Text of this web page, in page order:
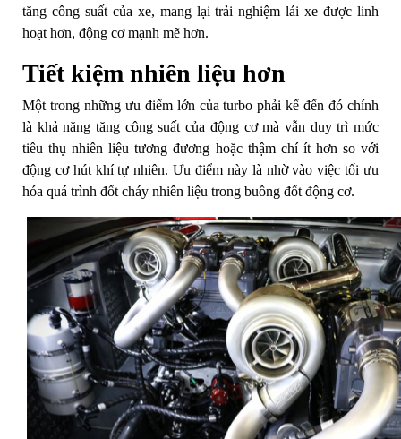
tăng công suất của xe, mang lại trải nghiệm lái xe được linh
hoạt hơn, động cơ mạnh mẽ hơn.
Tiết kiệm nhiên liệu hơn
Một trong những ưu điểm lớn của turbo phải kể đến đó chính
là khả năng tăng công suất của động cơ mà vẫn duy trì mức
tiêu thụ nhiên liệu tương đương hoặc thậm chí ít hơn so với
động cơ hút khí tự nhiên. Ưu điểm này là nhờ vào việc tối ưu
hóa quá trình đốt cháy nhiên liệu trong buồng đốt động cơ.